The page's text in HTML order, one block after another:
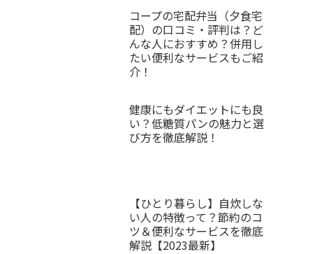
コープの宅配弁当（夕食宅
配）の口コミ・評判は？ど
んな人におすすめ？併用し
たい便利なサービスもご紹
介！
健康にもダイエットにも良
い？低糖質パンの魅力と選
び方を徹底解説！
【ひとり暮らし】自炊しな
い人の特徴って？節約のコ
ツ＆便利なサービスを徹底
解説【2023最新】